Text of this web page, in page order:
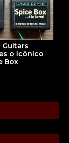
Guitars
o Icônico
Box